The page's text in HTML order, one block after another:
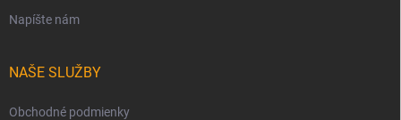
Napíšte nám
NAŠE SLUŽBY
Obchodné podmienky